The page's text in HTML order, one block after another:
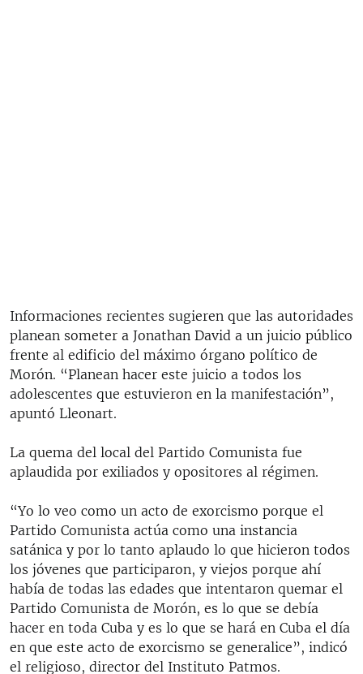
Informaciones recientes sugieren que las autoridades
planean someter a Jonathan David a un juicio público
frente al edificio del máximo órgano político de
Morón. “Planean hacer este juicio a todos los
adolescentes que estuvieron en la manifestación”,
apuntó Lleonart.
La quema del local del Partido Comunista fue
aplaudida por exiliados y opositores al régimen.
“Yo lo veo como un acto de exorcismo porque el
Partido Comunista actúa como una instancia
satánica y por lo tanto aplaudo lo que hicieron todos
los jóvenes que participaron, y viejos porque ahí
había de todas las edades que intentaron quemar el
Partido Comunista de Morón, es lo que se debía
hacer en toda Cuba y es lo que se hará en Cuba el día
en que este acto de exorcismo se generalice”, indicó
el religioso, director del Instituto Patmos.